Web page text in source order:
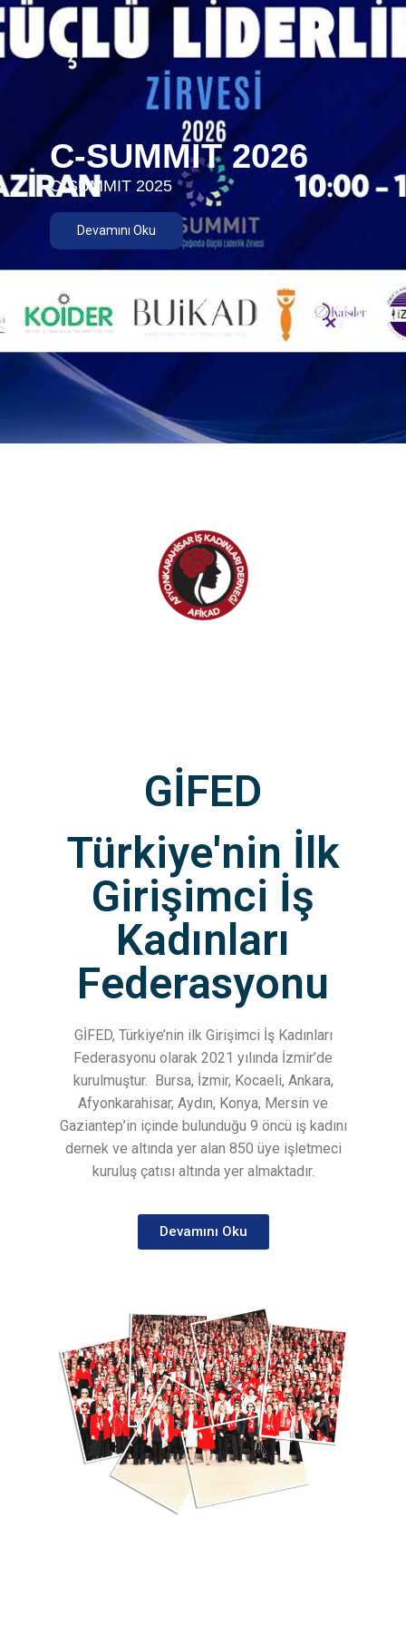
C-SUMMIT 2026
C-SUMMIT 2025
Devamını Oku
GİFED
Türkiye'nin İlk
Girişimci İş
Kadınları
Federasyonu
GİFED, Türkiye’nin ilk Girişimci İş Kadınları
Federasyonu olarak 2021 yılında İzmir’de
kurulmuştur. Bursa, İzmir, Kocaeli, Ankara,
Afyonkarahisar, Aydın, Konya, Mersin ve
Gaziantep’in içinde bulunduğu 9 öncü iş kadını
dernek ve altında yer alan 850 üye işletmeci
kuruluş çatısı altında yer almaktadır.
Devamını Oku